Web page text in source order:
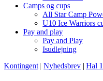
Camps og cups
All Star Camp
U10 Ice Warriors
Pay and play
Pay and Play
Isudlejning
Kontingent | Nyhedsbrev | Hal 1